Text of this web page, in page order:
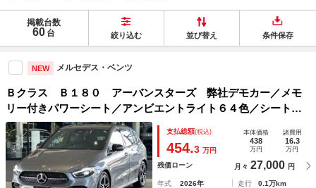
掲載台数
60 台 絞り込む 並び替え 条件保存
NEW メルセデス・ベンツ
Ｂクラス Ｂ１８０ アーバンスターズ 弊社デモカー／メモ
リー付きパワーシート／アンビエントライト６４色／シートヒ
ーター／純正ドラレコ前後／オートハイビーム／ＬＥＤヘッド
ライト／ワイヤレスチャージング／メルセデスケア継承／記録
簿／禁煙車両／
支払総額(税込)
454.3 万円
本体価格
438
万円
諸費用
16.3
万円
残価ローン 月々 27,000 円
年式 2026年 走行
0.1万km